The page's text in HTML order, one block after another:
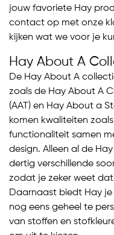
jouw favoriete Hay
contact op met onze
kijken wat we voor je
Hay About A
De Hay About A
zoals de Hay About A
(AAT) en Hay About a
komen kwaliteiten
functionaliteit samen
design. Alleen al de
dertig verschillende
zodat je zeker weet
Daarnaast biedt Hay
nog eens geheel te
van stoffen en